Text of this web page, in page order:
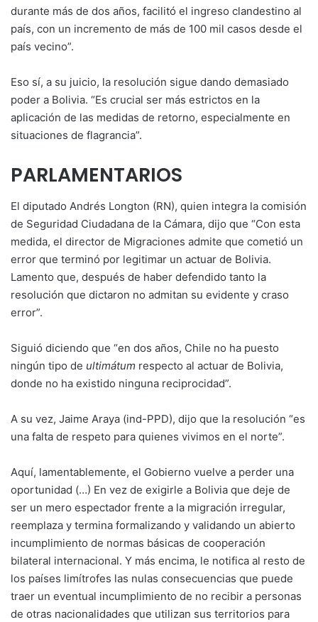
durante más de dos años, facilitó el ingreso clandestino al
país, con un incremento de más de 100 mil casos desde el
país vecino”.
Eso sí, a su juicio, la resolución sigue dando demasiado
poder a Bolivia. “Es crucial ser más estrictos en la
aplicación de las medidas de retorno, especialmente en
situaciones de flagrancia”.
PARLAMENTARIOS
El diputado Andrés Longton (RN), quien integra la comisión
de Seguridad Ciudadana de la Cámara, dijo que “Con esta
medida, el director de Migraciones admite que cometió un
error que terminó por legitimar un actuar de Bolivia.
Lamento que, después de haber defendido tanto la
resolución que dictaron no admitan su evidente y craso
error”.
Siguió diciendo que “en dos años, Chile no ha puesto
ningún tipo de ultimátum respecto al actuar de Bolivia,
donde no ha existido ninguna reciprocidad”.
A su vez, Jaime Araya (ind-PPD), dijo que la resolución “es
una falta de respeto para quienes vivimos en el norte”.
Aquí, lamentablemente, el Gobierno vuelve a perder una
oportunidad (…) En vez de exigirle a Bolivia que deje de
ser un mero espectador frente a la migración irregular,
reemplaza y termina formalizando y validando un abierto
incumplimiento de normas básicas de cooperación
bilateral internacional. Y más encima, le notifica al resto de
los países limítrofes las nulas consecuencias que puede
traer un eventual incumplimiento de no recibir a personas
de otras nacionalidades que utilizan sus territorios para